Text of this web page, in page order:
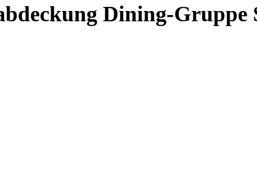
Dining-Gruppe